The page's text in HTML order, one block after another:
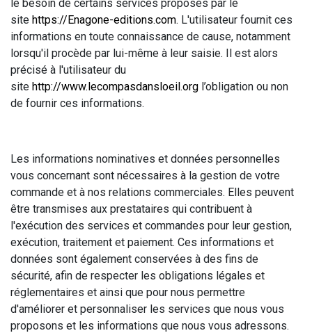
le besoin de certains services proposés par le
site https://Enagone-editions.com. L'utilisateur fournit ces
informations en toute connaissance de cause, notamment
lorsqu'il procède par lui-même à leur saisie. Il est alors
précisé à l'utilisateur du
site http://www.lecompasdansloeil.org l’obligation ou non
de fournir ces informations.
Les informations nominatives et données personnelles
vous concernant sont nécessaires à la gestion de votre
commande et à nos relations commerciales. Elles peuvent
être transmises aux prestataires qui contribuent à
l'exécution des services et commandes pour leur gestion,
exécution, traitement et paiement. Ces informations et
données sont également conservées à des fins de
sécurité, afin de respecter les obligations légales et
réglementaires et ainsi que pour nous permettre
d'améliorer et personnaliser les services que nous vous
proposons et les informations que nous vous adressons.